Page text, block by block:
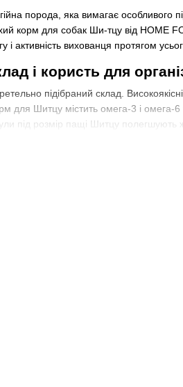
порода, яка вимагає особливого
корм для собак Ши-тцу від HOME
і активність вихованця протягом
і користь для
підібраний склад.
для Шитцу містить омега-3 і омега-
під розмір пащі Шитцу